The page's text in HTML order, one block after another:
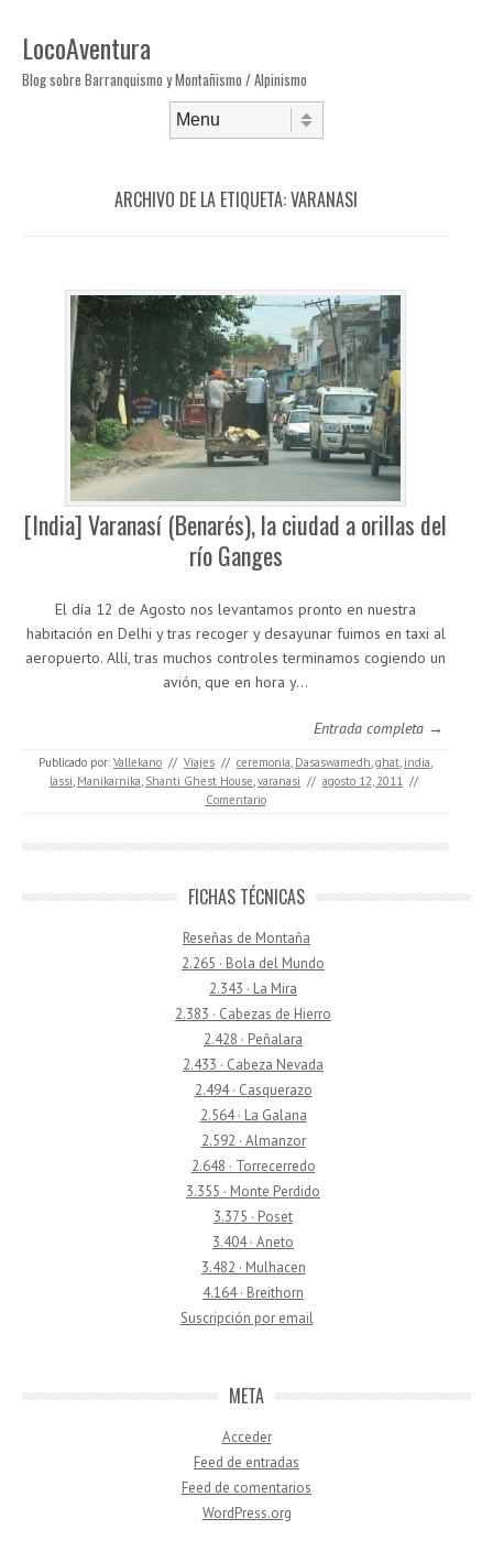
LocoAventura
Blog sobre Barranquismo y Montañismo / Alpinismo
ARCHIVO DE LA ETIQUETA:VARANASI
[India] Varanasí (Benarés), la ciudad a orillas del
río Ganges
El día 12 de Agosto nos levantamos pronto en nuestra
habitación en Delhi y tras recoger y desayunar fuimos en taxi al
aeropuerto. Allí, tras muchos controles terminamos cogiendo un
avión, que en hora y…
Entrada completa →
Publicado por: Vallekano // Viajes // ceremonia, Dasaswamedh,ghat, india,
lassi, Manikarnika, Shanti Ghest House,varanasi // agosto 12, 2011 //
Comentario
FICHAS TÉCNICAS
Reseñas de Montaña
2.265 · Bola del Mundo
2.343 · La Mira
2.383 · Cabezas de Hierro
2.428 · Peñalara
2.433 · Cabeza Nevada
2.494 · Casquerazo
2.564 · La Galana
2.592 · Almanzor
2.648 · Torrecerredo
3.355 · Monte Perdido
3.375 · Poset
3.404 · Aneto
3.482 · Mulhacen
4.164 · Breithorn
Suscripción por email
META
Acceder
Feed de entradas
Feed de comentarios
WordPress.org